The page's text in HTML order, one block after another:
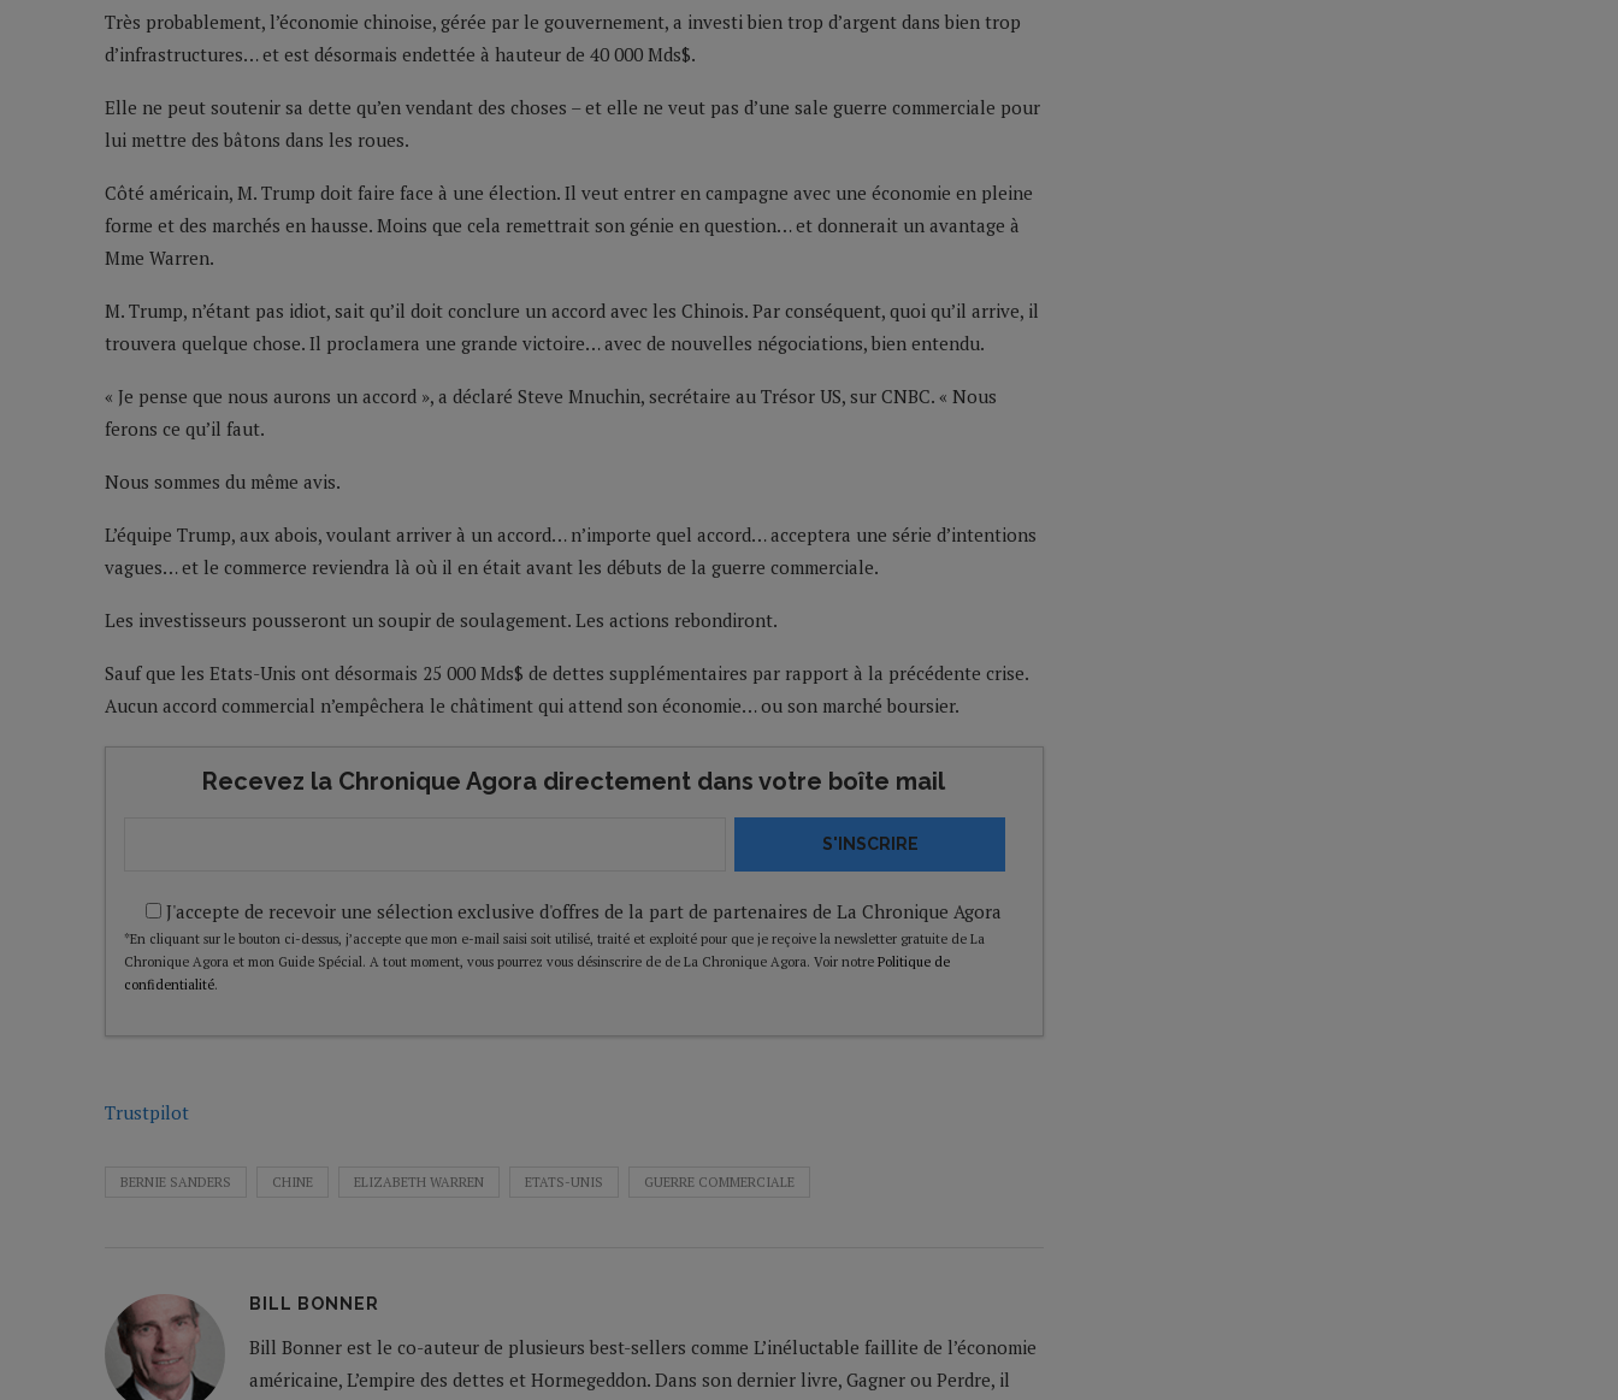
Très probablement, l’économie chinoise, gérée par le gouvernement, a investi bien trop d’argent dans bien trop
d’infrastructures… et est désormais endettée à hauteur de 40 000 Mds$.
Elle ne peut soutenir sa dette qu’en vendant des choses – et elle ne veut pas d’une sale guerre commerciale pour
lui mettre des bâtons dans les roues.
Côté américain, M. Trump doit faire face à une élection. Il veut entrer en campagne avec une économie en pleine
forme et des marchés en hausse. Moins que cela remettrait son génie en question… et donnerait un avantage à
Mme Warren.
M. Trump, n’étant pas idiot, sait qu’il doit conclure un accord avec les Chinois. Par conséquent, quoi qu’il arrive, il
trouvera quelque chose. Il proclamera une grande victoire… avec de nouvelles négociations, bien entendu.
« Je pense que nous aurons un accord », a déclaré Steve Mnuchin, secrétaire au Trésor US, sur CNBC. « Nous
ferons ce qu’il faut.
Nous sommes du même avis.
L’équipe Trump, aux abois, voulant arriver à un accord… n’importe quel accord… acceptera une série d’intentions
vagues… et le commerce reviendra là où il en était avant les débuts de la guerre commerciale.
Les investisseurs pousseront un soupir de soulagement. Les actions rebondiront.
Sauf que les Etats-Unis ont désormais 25 000 Mds$ de dettes supplémentaires par rapport à la précédente crise.
Aucun accord commercial n’empêchera le châtiment qui attend son économie… ou son marché boursier.
Recevez la Chronique Agora directement dans votre boîte mail
S'INSCRIRE
J'accepte de recevoir une sélection exclusive d'offres de la part de partenaires de La Chronique Agora
*En cliquant sur le bouton ci-dessus, j’accepte que mon e-mail saisi soit utilisé, traité et exploité pour que je reçoive la newsletter gratuite de La
Chronique Agora et mon Guide Spécial. A tout moment, vous pourrez vous désinscrire de de La Chronique Agora. Voir notre Politique de
confidentialité.
Trustpilot
BERNIE SANDERS CHINE ELIZABETH WARREN ETATS-UNIS GUERRE COMMERCIALE
BILL BONNER
Bill Bonner est le co-auteur de plusieurs best-sellers comme L’inéluctable faillite de l’économie
américaine, L’empire des dettes et Hormegeddon. Dans son dernier livre, Gagner ou Perdre, il